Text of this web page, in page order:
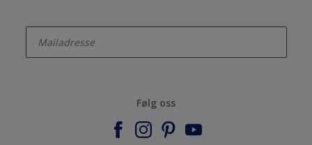
Følg oss